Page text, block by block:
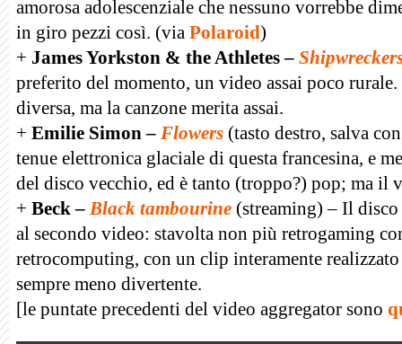
amorosa adolescenziale che nessuno vorrebbe
in giro pezzi così. (via Polaroid)
+ James Yorkston & the Athletes –
preferito del momento, un video assai poco
diversa, ma la canzone merita assai.
+ Emilie Simon – Flowers (tasto destro, salva
tenue elettronica glaciale di questa francesina, e
del disco vecchio, ed è tanto (troppo?) pop; ma il
+ Beck –Black tambourine (streaming) – Il disco
al secondo video: stavolta non più retrogaming
retrocomputing, con un clip interamente
sempre meno divertente.
[le puntate precedenti del video aggregator sono